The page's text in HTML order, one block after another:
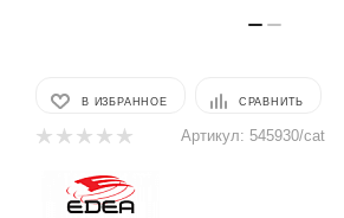
В ИЗБРАННОЕ СРАВНИТЬ
Артикул: 545930/cat